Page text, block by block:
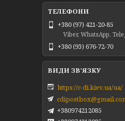
+380 (97) 421-20-85
Viber, WhatsApp,
+380 (93) 676-72-70
https://c-di.kiev.ua/ua/
+380974212085